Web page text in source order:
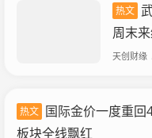
热文
周末
天创财缘
热文 国际金价一度重回
板块全线飘红